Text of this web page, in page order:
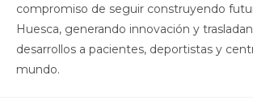
compromiso de seguir construyendo
Huesca, generando innovación y
desarrollos a pacientes, deportistas y
mundo.